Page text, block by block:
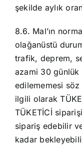
şekilde aylık
8.6. Mal’ın
olağanüstü
trafik, deprem,
azami 30 günlük
edilememesi
ilgili olarak
TÜKETİCİ
sipariş edebilir
kadar